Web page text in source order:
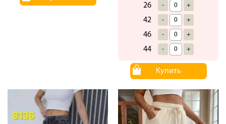
26 - +
42 - +
46 - +
44 - +
Купить